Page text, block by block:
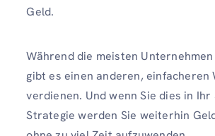
Geld.
Während die meisten
gibt es einen anderen, einfacheren
verdienen. Und wenn Sie dies in Ihr
Strategie werden Sie weiterhin